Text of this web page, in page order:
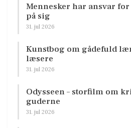
Mennesker har ansvar for
på sig
31. jul 2026
Kunstbog om gådefuld
læsere
31. jul 2026
Odysseen – storfilm om
guderne
31. jul 2026